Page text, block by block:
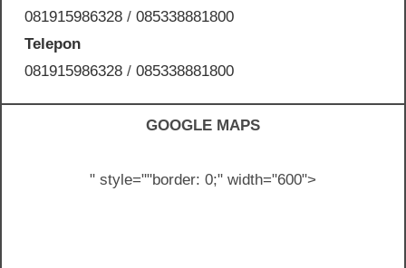
081915986328 / 085338881800
Telepon
081915986328 / 085338881800
GOOGLE MAPS
" style=""border: 0;" width="600">